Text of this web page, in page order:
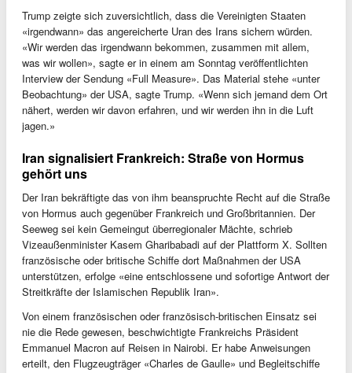
Trump zeigte sich zuversichtlich, dass die Vereinigten Staaten
«irgendwann» das angereicherte Uran des Irans sichern würden.
«Wir werden das irgendwann bekommen, zusammen mit allem,
was wir wollen», sagte er in einem am Sonntag veröffentlichten
Interview der Sendung «Full Measure». Das Material stehe «unter
Beobachtung» der USA, sagte Trump. «Wenn sich jemand dem Ort
nähert, werden wir davon erfahren, und wir werden ihn in die Luft
jagen.»
Iran signalisiert Frankreich: Straße von Hormus
gehört uns
Der Iran bekräftigte das von ihm beanspruchte Recht auf die Straße
von Hormus auch gegenüber Frankreich und Großbritannien. Der
Seeweg sei kein Gemeingut überregionaler Mächte, schrieb
Vizeaußenminister Kasem Gharibabadi auf der Plattform X. Sollten
französische oder britische Schiffe dort Maßnahmen der USA
unterstützen, erfolge «eine entschlossene und sofortige Antwort der
Streitkräfte der Islamischen Republik Iran».
Von einem französischen oder französisch-britischen Einsatz sei
nie die Rede gewesen, beschwichtigte Frankreichs Präsident
Emmanuel Macron auf Reisen in Nairobi. Er habe Anweisungen
erteilt, den Flugzeugträger «Charles de Gaulle» und Begleitschiffe